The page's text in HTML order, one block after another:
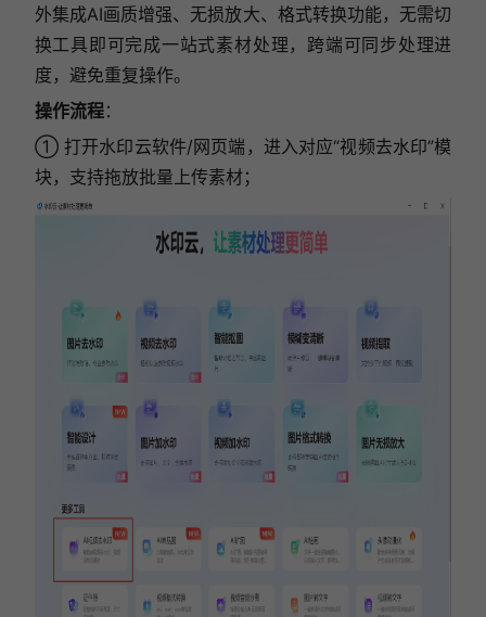
外集成AI画质增强、无损放大、格式转换功能，无需切
换工具即可完成一站式素材处理，跨端可同步处理进
度，避免重复操作。
操作流程：
① 打开水印云软件/网页端，进入对应“视频去水印”模
块，支持拖放批量上传素材；